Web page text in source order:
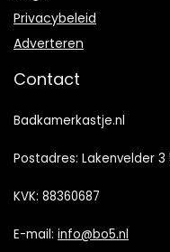
Privacybeleid
Adverteren
Contact
Badkamerkastje.nl
Postadres: Lakenvelder
KVK: 88360687
E-mail: info@bo5.nl